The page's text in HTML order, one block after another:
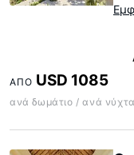
ΑΠΌ USD 1085
ανά δωμάτιο / ανά νύχτα